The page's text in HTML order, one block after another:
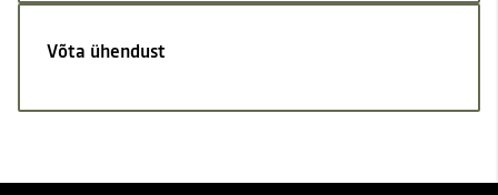
Võta ühendust